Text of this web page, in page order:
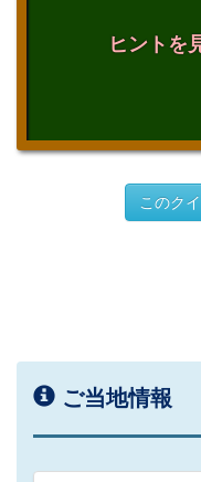
ヒントを
このク
ご当地情報